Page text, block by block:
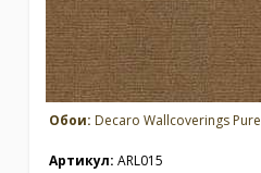
Обои: Decaro Wallcoverings
Артикул: ARL015